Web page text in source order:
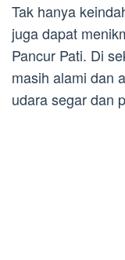
Tak hanya
juga dapat
Pancur Pati. Di
masih alami dan
udara segar dan